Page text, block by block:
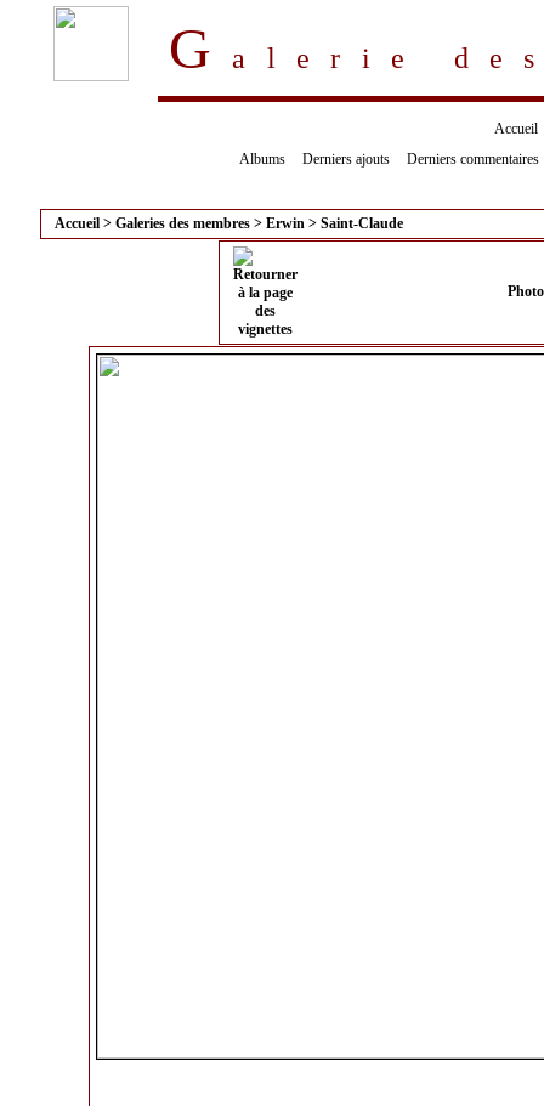
Galerie
Accueil
Albums
Derniers ajouts Derniers commentaires
Accueil > Galeries des membres > Erwin > Saint-Claude